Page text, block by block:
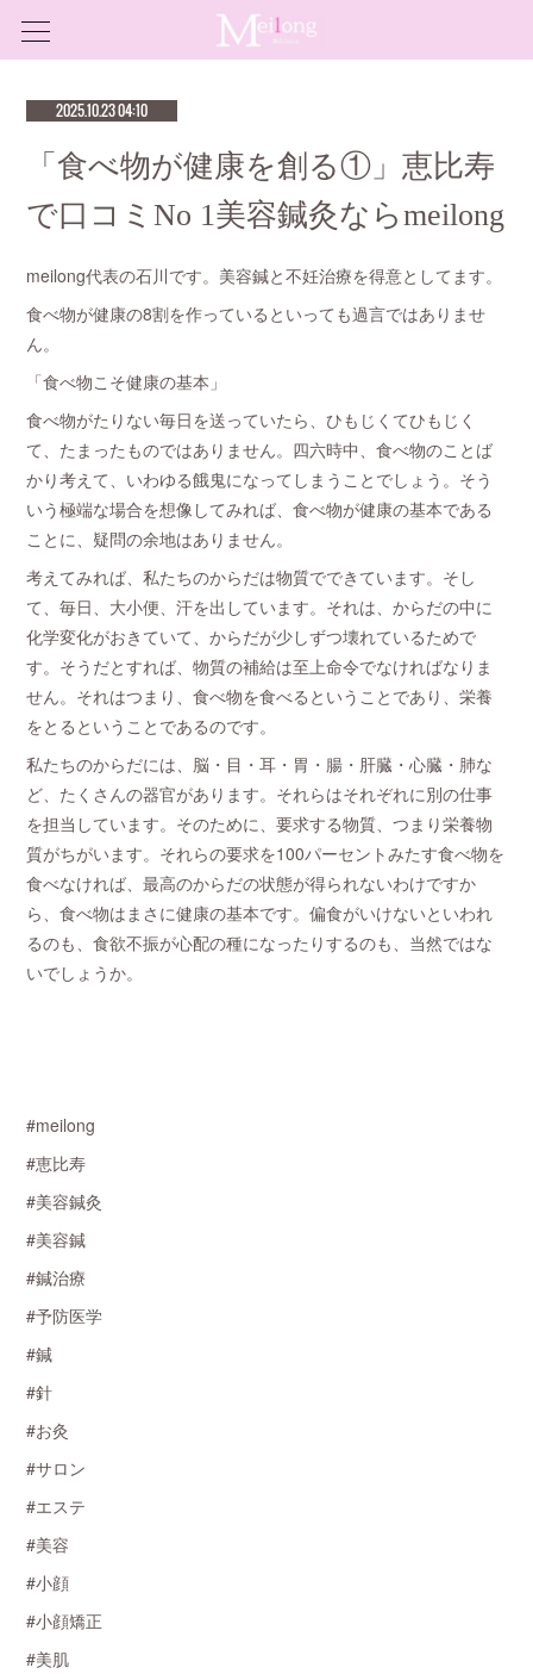
2025.10.23 04:10
「食べ物が健康を創る①」恵比寿
で口コミNo 1美容鍼灸ならmeilong
meilong代表の石川です。美容鍼と不妊治療を得意としてます。
食べ物が健康の8割を作っているといっても過言ではありませ
ん。
「食べ物こそ健康の基本」
食べ物がたりない毎日を送っていたら、ひもじくてひもじく
て、たまったものではありません。四六時中、食べ物のことば
かり考えて、いわゆる餓鬼になってしまうことでしょう。そう
いう極端な場合を想像してみれば、食べ物が健康の基本である
ことに、疑問の余地はありません。
考えてみれば、私たちのからだは物質でできています。そし
て、毎日、大小便、汗を出しています。それは、からだの中に
化学変化がおきていて、からだが少しずつ壊れているためで
す。そうだとすれば、物質の補給は至上命令でなければなりま
せん。それはつまり、食べ物を食べるということであり、栄養
をとるということであるのです。
私たちのからだには、脳・目・耳・胃・腸・肝臓・心臓・肺な
ど、たくさんの器官があります。それらはそれぞれに別の仕事
を担当しています。そのために、要求する物質、つまり栄養物
質がちがいます。それらの要求を100パーセントみたす食べ物を
食べなければ、最高のからだの状態が得られないわけですか
ら、食べ物はまさに健康の基本です。偏食がいけないといわれ
るのも、食欲不振が心配の種になったりするのも、当然ではな
いでしょうか。
#meilong
#恵比寿
#美容鍼灸
#美容鍼
#鍼治療
#予防医学
#鍼
#針
#お灸
#サロン
#エステ
#美容
#小顔
#小顔矯正
#美肌